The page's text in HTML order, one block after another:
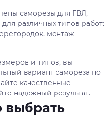
саморезы для ГВЛ,
различных типов работ:
монтаж
и типов, вы
вариант самореза по
качественные
надежный результат.
выбрать